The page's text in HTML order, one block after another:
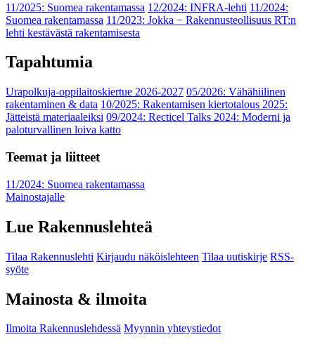
11/2025: Suomea rakentamassa 12/2024: INFRA-lehti 11/2024:
Suomea rakentamassa 11/2023: Jokka − Rakennusteollisuus RT:n
lehti kestävästä rakentamisesta
Tapahtumia
Urapolkuja-oppilaitoskiertue 2026-2027 05/2026: Vähähiilinen
rakentaminen & data 10/2025: Rakentamisen kiertotalous 2025:
Jätteistä materiaaleiksi 09/2024: Recticel Talks 2024: Moderni ja
paloturvallinen loiva katto
Teemat ja liitteet
11/2024: Suomea rakentamassa
Mainostajalle
Lue Rakennuslehteä
Tilaa Rakennuslehti Kirjaudu näköislehteen Tilaa uutiskirje RSS-
syöte
Mainosta & ilmoita
Ilmoita Rakennuslehdessä Myynnin yhteystiedot